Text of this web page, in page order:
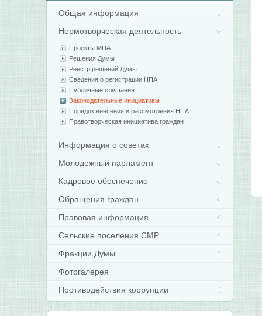
Общая информация
Нормотворческая деятельность
Проекты МПА
Решения Думы
Реестр решений Думы
Сведения о регистрации НПА
Публичные слушания
Законодательные инициативы
Порядок внесения и рассмотрения НПА
Правотворческая инициатива граждан
Информация о советах
Молодежный парламент
Кадровое обеспечение
Обращения граждан
Правовая информация
Сельские поселения СМР
Фракции Думы
Фотогалерея
Противодействия коррупции